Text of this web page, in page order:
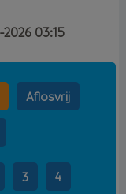
03:15
Aflosvrij
3 4